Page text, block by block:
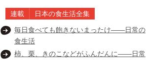
連載 日本の食生活全集
毎日食べても飽きないまったけ――日常の
食生活
柿、栗、きのこなどがふんだんに――日常